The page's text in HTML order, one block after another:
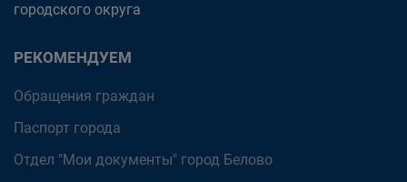
городского округа
РЕКОМЕНДУЕМ
Обращения граждан
Паспорт города
Отдел "Мои документы" город Белово